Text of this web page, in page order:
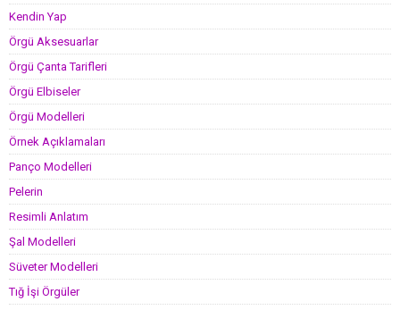
Kendin Yap
Örgü Aksesuarlar
Örgü Çanta Tarifleri
Örgü Elbiseler
Örgü Modelleri
Örnek Açıklamaları
Panço Modelleri
Pelerin
Resimli Anlatım
Şal Modelleri
Süveter Modelleri
Tığ İşi Örgüler